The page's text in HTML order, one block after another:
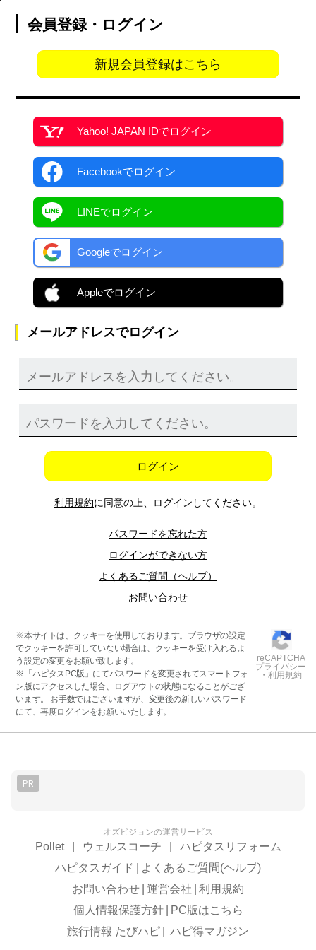
会員登録・ログイン
新規会員登録はこちら
Yahoo! JAPAN IDでログイン
Facebookでログイン
LINEでログイン
Googleでログイン
Appleでログイン
メールアドレスでログイン
ログイン
利用規約に同意の上、ログインしてください。
パスワードを忘れた方
ログインができない方
よくあるご質問（ヘルプ）
お問い合わせ
※本サイトは、クッキーを使用しております。ブラウザの設定
でクッキーを許可していない場合は、クッキーを受け入れるよ
う設定の変更をお願い致します。
※「ハピタスPC版」にてパスワードを変更されてスマートフォ
ン版にアクセスした場合、ログアウトの状態になることがござ
います。 お手数ではございますが、変更後の新しいパスワード
にて、再度ログインをお願いいたします。
reCAPTCHA
プライバシー
・利用規約
PR
オズビジョンの運営サービス
Pollet ウェルスコーチ
ハピタスリフォーム
ハピタスガイド
よくあるご質問(ヘルプ)
お問い合わせ 運営会社
利用規約
個人情報保護方針
PC版はこちら
旅行情報 たびハピ
ハピ得マガジン